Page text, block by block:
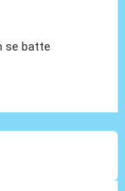
se batte